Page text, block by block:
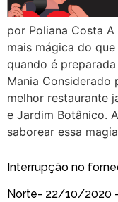
por Poliana Costa
mais mágica do
quando é
Mania Considerado
melhor restaurante
e Jardim Botânico.
saborear essa
Interrupção no
Norte- 22/10/2020